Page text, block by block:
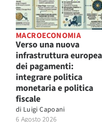
MACROECONOMIA
Verso una nuova
infrastruttura europea
dei pagamenti:
integrare politica
monetaria e politica
fiscale
di Luigi Capoani
6 Agosto 2026